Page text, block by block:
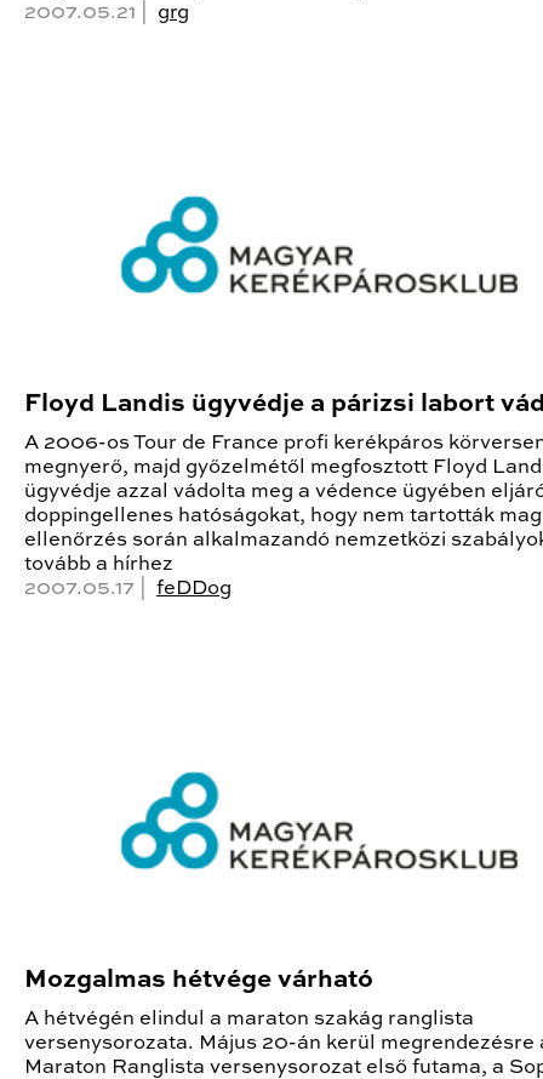
2007.05.21 | grg
Floyd Landis ügyvédje a párizsi labort
A 2006-os Tour de France profi kerékpáros
megnyerő, majd győzelmétől megfosztott Floyd
ügyvédje azzal vádolta meg a védence ügyében
doppingellenes hatóságokat, hogy nem tartották
ellenőrzés során alkalmazandó nemzetközi
tovább a hírhez
2007.05.17 | feDDog
Mozgalmas hétvége várható
A hétvégén elindul a maraton szakág ranglista
versenysorozata. Május 20-án kerül megrendezésre
Maraton Ranglista versenysorozat első futama, a